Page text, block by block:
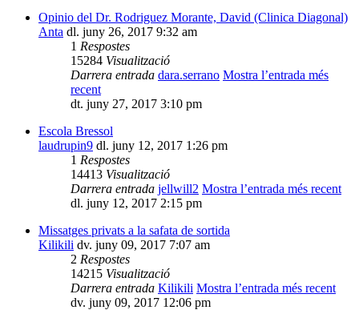
Opinio del Dr. Rodriguez Morante, David (Clinica Diagonal)
Anta dl. juny 26, 2017 9:32 am
1 Respostes
15284 Visualització
Darrera entrada dara.serrano Mostra l’entrada més
recent
dt. juny 27, 2017 3:10 pm
Escola Bressol
laudrupin9 dl. juny 12, 2017 1:26 pm
1 Respostes
14413 Visualització
Darrera entrada jellwill2 Mostra l’entrada més recent
dl. juny 12, 2017 2:15 pm
Missatges privats a la safata de sortida
Kilikili dv. juny 09, 2017 7:07 am
2 Respostes
14215 Visualització
Darrera entrada Kilikili Mostra l’entrada més recent
dv. juny 09, 2017 12:06 pm